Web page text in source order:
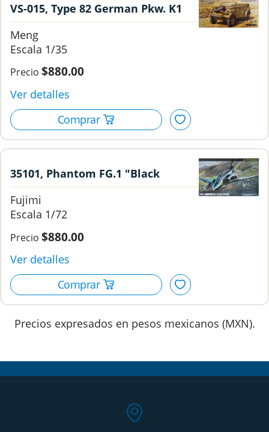
VS-015, Type 82 German Pkw. K1
Kubelwagen (North Africa), 1/35,
Meng.
Meng
1/35
$880.00
35101, Phantom FG.1 "Black
Special", 1/72, Fujimi.
Fujimi
1/72
$880.00
Precios expresados en pesos mexicanos (MXN).